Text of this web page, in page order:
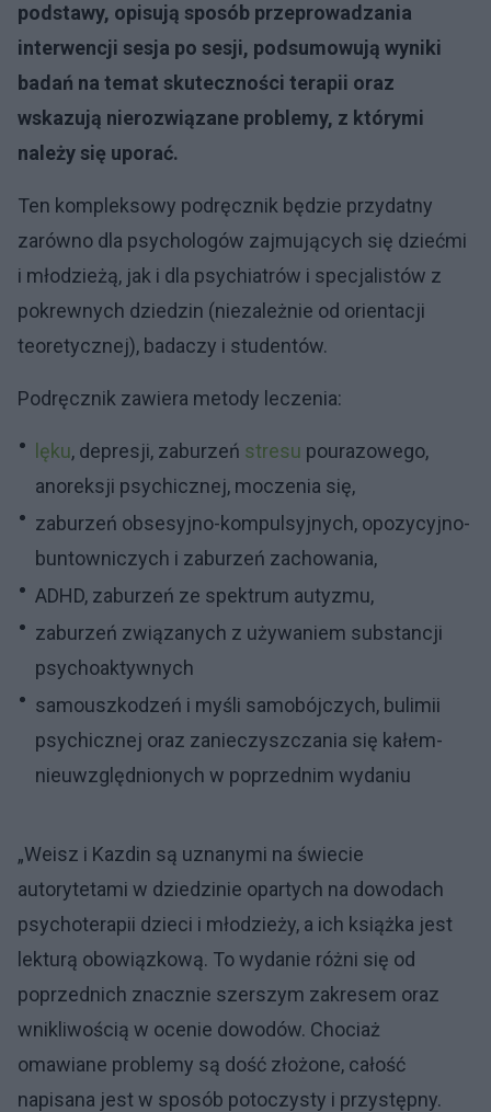
podstawy, opisują sposób przeprowadzania
interwencji sesja po sesji, podsumowują wyniki
badań na temat skuteczności terapii oraz
wskazują nierozwiązane problemy, z którymi
należy się uporać.
Ten kompleksowy podręcznik będzie przydatny
zarówno dla psychologów zajmujących się dziećmi
i młodzieżą, jak i dla psychiatrów i specjalistów z
pokrewnych dziedzin (niezależnie od orientacji
teoretycznej), badaczy i studentów.
Podręcznik zawiera metody leczenia:
lęku, depresji, zaburzeń stresu pourazowego,
anoreksji psychicznej, moczenia się,
zaburzeń obsesyjno-kompulsyjnych, opozycyjno-
buntowniczych i zaburzeń zachowania,
ADHD, zaburzeń ze spektrum autyzmu,
zaburzeń związanych z używaniem substancji
psychoaktywnych
samouszkodzeń i myśli samobójczych, bulimii
psychicznej oraz zanieczyszczania się kałem-
nieuwzględnionych w poprzednim wydaniu
„Weisz i Kazdin są uznanymi na świecie
autorytetami w dziedzinie opartych na dowodach
psychoterapii dzieci i młodzieży, a ich książka jest
lekturą obowiązkową. To wydanie różni się od
poprzednich znacznie szerszym zakresem oraz
wnikliwością w ocenie dowodów. Chociaż
omawiane problemy są dość złożone, całość
napisana jest w sposób potoczysty i przystępny.